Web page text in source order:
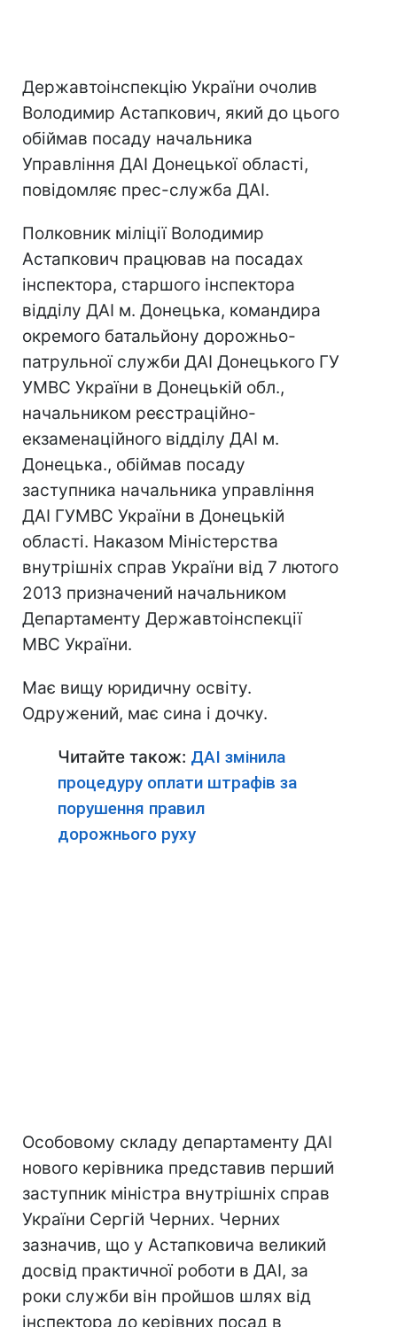
Державтоінспекцію України очолив
Володимир Астапкович, який до цього
обіймав посаду начальника
Управління ДАІ Донецької області,
повідомляє прес-служба ДАІ.
Полковник міліції Володимир
Астапкович працював на посадах
інспектора, старшого інспектора
відділу ДАІ м. Донецька, командира
окремого батальйону дорожньо-
патрульної служби ДАІ Донецького ГУ
УМВС України в Донецькій обл.,
начальником реєстраційно-
екзаменаційного відділу ДАІ м.
Донецька., обіймав посаду
заступника начальника управління
ДАІ ГУМВС України в Донецькій
області. Наказом Міністерства
внутрішніх справ України від 7 лютого
2013 призначений начальником
Департаменту Державтоінспекції
МВС України.
Має вищу юридичну освіту.
Одружений, має сина і дочку.
Читайте також: ДАІ змінила
процедуру оплати штрафів за
порушення правил
дорожнього руху
Особовому складу департаменту ДАІ
нового керівника представив перший
заступник міністра внутрішніх справ
України Сергій Черних. Черних
зазначив, що у Астапковича великий
досвід практичної роботи в ДАІ, за
роки служби він пройшов шлях від
інспектора до керівних посад в